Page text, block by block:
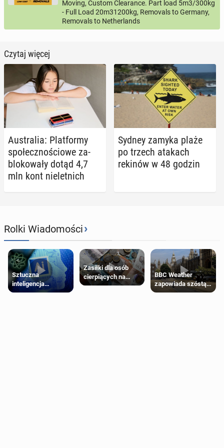
Moving, Custom Clearance. Part load 5m3/300kg
- Full Load 20m31200kg, Removals to Germany,
Removals to Netherlands
Czytaj więcej
Au­stra­lia: Plat­for­my
spo­łecz­no­ścio­we za­
blo­ko­wa­ły dotąd 4,7
mln kont nie­let­nich
Sydney zamyka plaże
po trzech atakach
rekinów w 48 godzin
Rolki Wiadomości›
Sztuczna
inteligencja
próbowała oszukać
Zasiłki dla osób
cierpiących na
schorzenia
BBC Weather
zapowiada szóstą
falę upałów w